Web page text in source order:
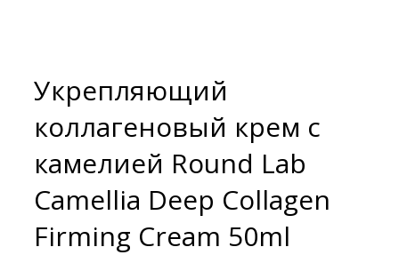
Укрепляющий
коллагеновый крем с
камелией Round Lab
Camellia Deep Collagen
Firming Cream 50ml